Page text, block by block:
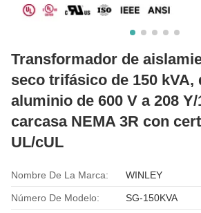
Transformador de
seco trifásico de 150 kVA,
aluminio de 600 V a 208 Y/
carcasa NEMA 3R con
UL/cUL
Nombre De La Marca: WINLEY
Número De Modelo: SG-150KVA